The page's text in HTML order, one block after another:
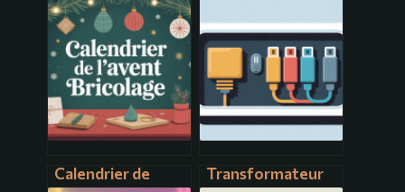
Calendrier de
Transformateur